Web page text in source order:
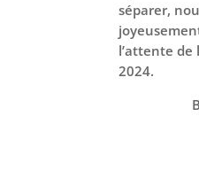
séparer,
l’attente
2024.